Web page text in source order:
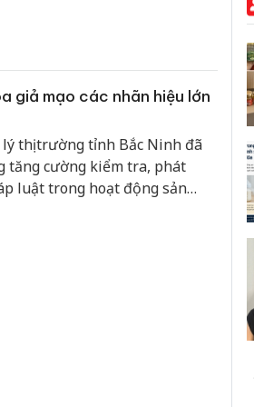
giả mạo các nhãn hiệu lớn
thị trường tỉnh Bắc Ninh đã
tăng cường kiểm tra, phát
luật trong hoạt động sản
mại
6 hộ
Công an Thanh Hóa
tìm bị hại trong vụ
án sản xuất, buôn
bán yến sào giả
Thanh Hóa: Tìm bị
hại trong vụ án
buôn bán bình sữa